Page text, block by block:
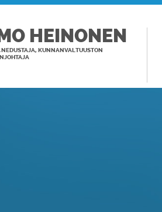
HEINONEN
KUNNANVALTUUSTON